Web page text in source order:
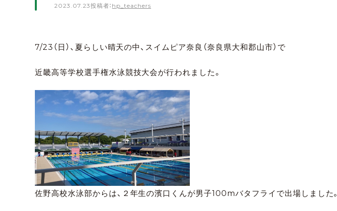
2023.07.23投稿者：hp_teachers
7/23（日）、夏らしい晴天の中、スイムピア奈良（奈良県大和郡山市）で
近畿高等学校選手権水泳競技大会が行われました。
佐野高校水泳部からは、２年生の濱口くんが男子100mバタフライで出場しました。